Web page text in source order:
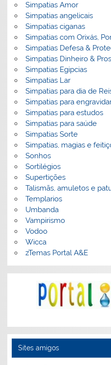
Simpatias Amor
Simpatias angelicais
Simpatias ciganas
Simpatias com Orixás,
Simpatias Defesa &
Simpatias Dinheiro &
Simpatias Egipcias
Simpatias Lar
Simpatias para dia de
Simpatias para
Simpatias para estudos
Simpatias para saúde
Simpatias Sorte
Simpatias, magias e
Sonhos
Sortilégios
Supertições
Talismãs, amuletos e
Templarios
Umbanda
Vampirismo
Vodoo
Wicca
zTemas Portal A&E
Sites amigos